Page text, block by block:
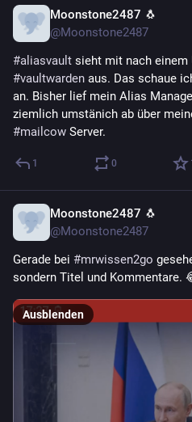
Moonstone2487 🐧
@Moonstone2487
#aliasvault sieht mit nach einem
#vaultwarden aus. Das schaue
an. Bisher lief mein Alias
#mailcow Server.
1 0 1
Moonstone2487 🐧
@Moonstone2487
Gerade bei #mrwissen2go
sondern Titel und Kommentare.
Ausblenden